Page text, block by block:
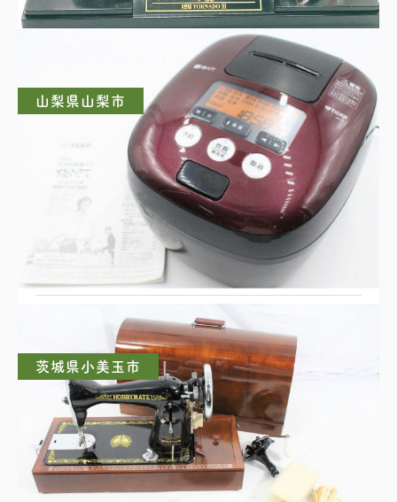
ヨシムラ TORNADO III
山梨県山梨市
圧力炊飯器・炊飯ジャー
茨城県小美玉市